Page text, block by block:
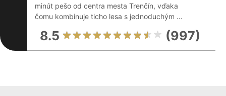
minút pešo od centra mesta Trenčín, vďaka
čomu kombinuje ticho lesa s jednoduchým ...
8.5 (997)